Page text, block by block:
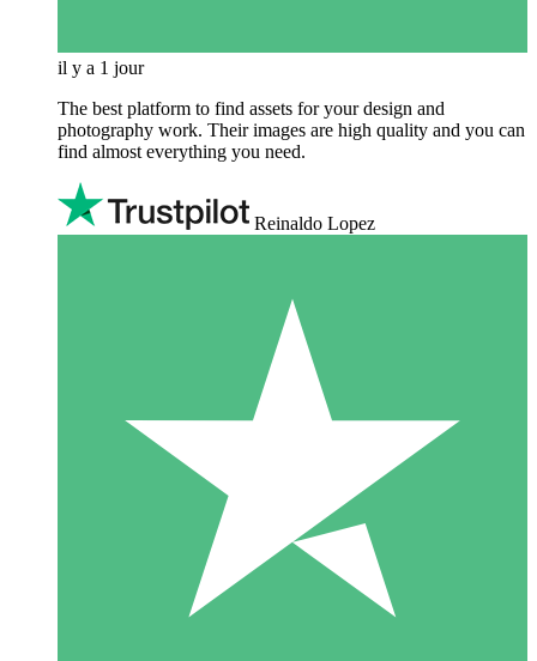
il y a 1 jour
The best platform to find assets for your design and
photography work. Their images are high quality and you can
find almost everything you need.
Reinaldo Lopez